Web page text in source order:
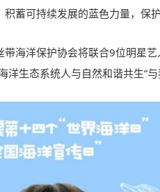
蓄可持续发展的蓝色力量，保
带海洋保护协会将联合9位明星
洋生态系统人与自然和谐共生”